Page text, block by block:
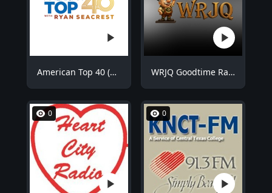
American Top 40 (AT40) WRJQ Goodtime Radio
0 0